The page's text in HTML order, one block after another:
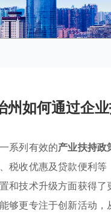
州如何通过企
系列有效的产业扶持政
税收优惠及贷款便利
和技术升级方面获得
够更专注于创新活动